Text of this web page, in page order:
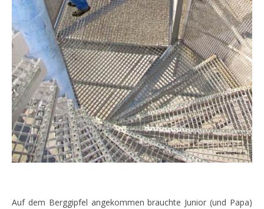
Auf dem Berggipfel angekommen brauchte Junior (und Papa)